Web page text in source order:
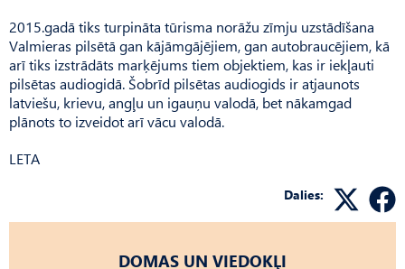
2015.gadā tiks turpināta tūrisma norāžu zīmju uzstādīšana
Valmieras pilsētā gan kājāmgājējiem, gan autobraucējiem, kā
arī tiks izstrādāts marķējums tiem objektiem, kas ir iekļauti
pilsētas audiogidā. Šobrīd pilsētas audiogids ir atjaunots
latviešu, krievu, angļu un igauņu valodā, bet nākamgad
plānots to izveidot arī vācu valodā.
LETA
Dalies:
DOMAS UN VIEDOKĻI